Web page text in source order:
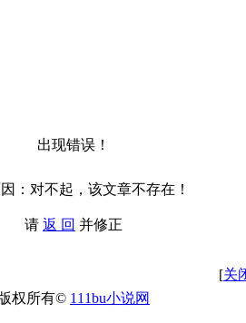
出现错误！
：对不起，该文章不存在！
请 返 回 并修正
[关
权所有© 111bu小说网